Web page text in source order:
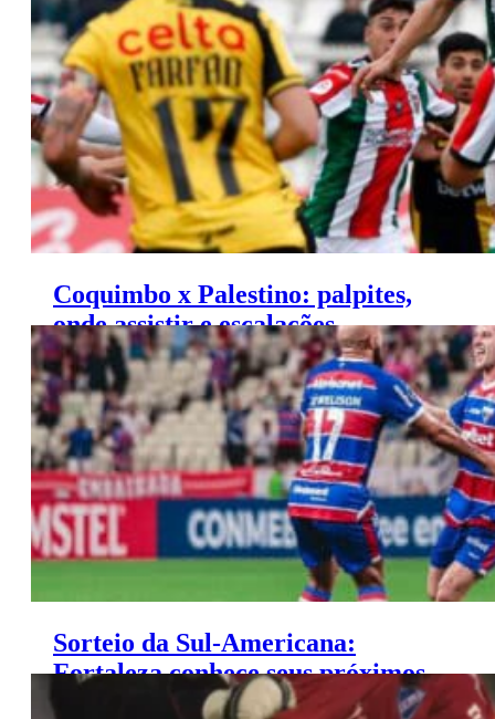
sobre Huachipato
Coquimbo x Palestino: palpites,
onde assistir e escalações –
Campeonato Chileno (06/06)
Sorteio da Sul-Americana:
Fortaleza conhece seus próximos
adversários. Veja quais são!